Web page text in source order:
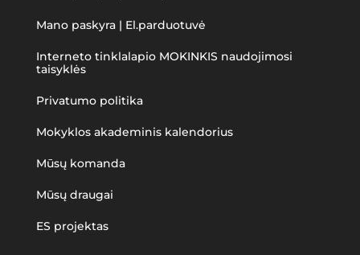
Mano paskyra | El.parduotuvė
Interneto tinklalapio MOKINKIS naudojimosi
taisyklės
Privatumo politika
Mokyklos akademinis kalendorius
Mūsų komanda
Mūsų draugai
ES projektas